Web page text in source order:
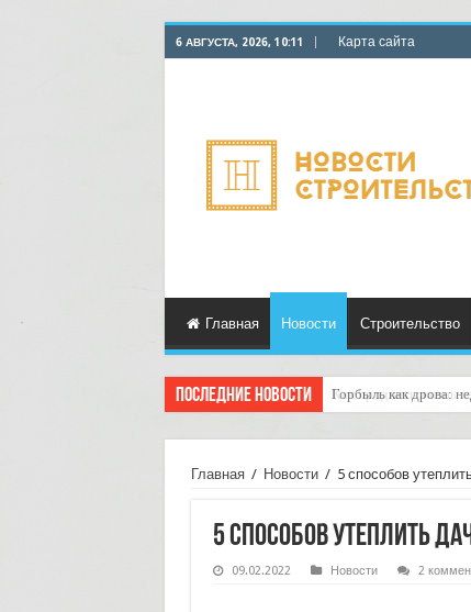
6 АВГУСТА, 2026, 10:11 Карта сайта
Главная Новости Строительство
Последние новости Горбыль как дрова:
Главная / Новости / 5 способов
5 способов утеплить
09.02.2022 Новости 2